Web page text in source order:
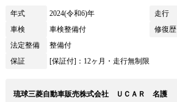
年式 2024(令和6)年 走行
車検
車検整備付 修復歴
法定整備
整備付
保証
[保証付]：12ヶ月・走行無制限
琉球三菱自動車販売株式会社 ＵＣＡＲ 名護